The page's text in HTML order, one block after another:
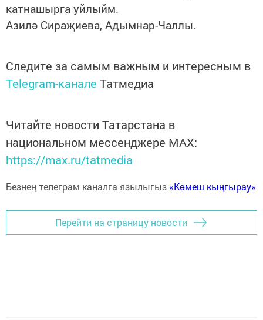
катнашырга уйлыйм.
Азилә Сираҗиева, Адымнар-Чаллы.
Следите за самым важным и интересным в
Telegram-канале Татмедиа
Читайте новости Татарстана в
национальном мессенджере MАХ:
https://max.ru/tatmedia
Безнең телеграм каналга язылыгыз «Көмеш кыңгырау»
Перейти на страницу новости